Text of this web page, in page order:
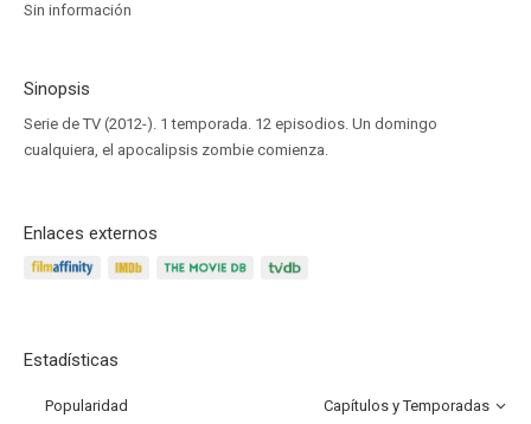
Sin información
Sinopsis
Serie de TV (2012-). 1 temporada. 12 episodios. Un domingo
cualquiera, el apocalipsis zombie comienza.
Enlaces externos
Estadísticas
Popularidad Capítulos y Temporadas